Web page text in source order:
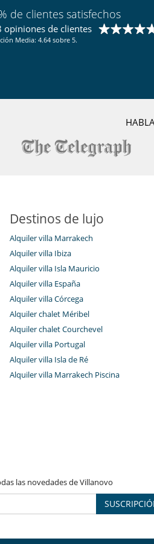
Comedor
Terraza
de clientes satisfechos
opiniones de clientes
Media: 4.64 sobre 5.
Destinos de lujo
Alquiler villa Marrakech
Alquiler villa Ibiza
Alquiler villa Isla Mauricio
Alquiler villa España
Alquiler villa Córcega
Alquiler chalet Méribel
Alquiler chalet Courchevel
Alquiler villa Portugal
Alquiler villa Isla de Ré
Alquiler villa Marrakech Piscina
las novedades de Villanovo